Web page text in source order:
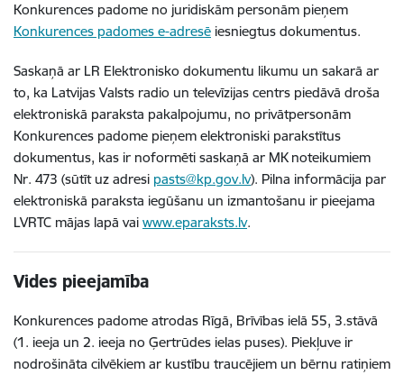
Konkurences padome no juridiskām personām pieņem
Konkurences padomes e-adresē iesniegtus dokumentus.
Saskaņā ar LR Elektronisko dokumentu likumu un sakarā ar
to, ka Latvijas Valsts radio un televīzijas centrs piedāvā droša
elektroniskā paraksta pakalpojumu, no privātpersonām
Konkurences padome pieņem elektroniski parakstītus
dokumentus, kas ir noformēti saskaņā ar MK noteikumiem
Nr. 473 (sūtīt uz adresi pasts@kp.gov.lv). Pilna informācija par
elektroniskā paraksta iegūšanu un izmantošanu ir pieejama
LVRTC mājas lapā vai www.eparaksts.lv.
Vides pieejamība
Konkurences padome atrodas Rīgā, Brīvības ielā 55, 3.stāvā
(1. ieeja un 2. ieeja no Ģertrūdes ielas puses). Piekļuve ir
nodrošināta cilvēkiem ar kustību traucējiem un bērnu ratiņiem